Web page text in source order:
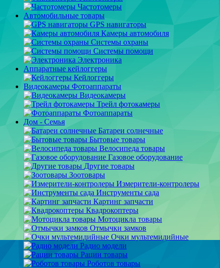
Частотомеры
Автомобильные товары
GPS навигаторы
Камеры автомобиля
Системы охраны
Системы помощи
Электроника
Аппаратные кейлоггеры
Кейлоггеры
Видеокамеры Фотоаппараты
Видеокамеры
Трейл фотокамеры
Фотоаппараты
Дом - Семья
Батареи солнечные
Бытовые товары
Велосипеда товары
Газовое оборудование
Другие товары
Зоотовары
Измерители-контролеры
Инструменты сада
Картинг запчасти
Квадрокоптеры
Мотоцикла товары
Отмычки замков
Очки мультемидийные
Радио модели
Рации товары
Роботов товары